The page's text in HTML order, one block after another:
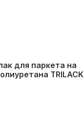
для паркета на
TRILACK